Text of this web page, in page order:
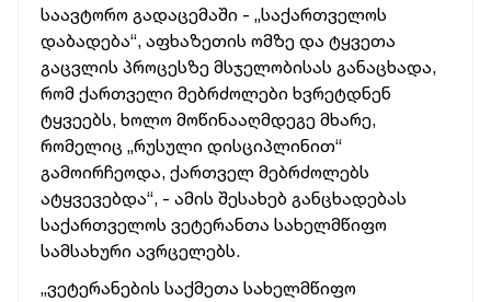
საავტორო გადაცემაში - „საქართველოს
დაბადება“, აფხაზეთის ომზე და ტყვეთა
გაცვლის პროცესზე მსჯელობისას განაცხადა,
რომ ქართველი მებრძოლები ხვრეტდნენ
ტყვეებს, ხოლო მოწინააღმდეგე მხარე,
რომელიც „რუსული დისციპლინით“
გამოირჩეოდა, ქართველ მებრძოლებს
ატყვევებდა“, - ამის შესახებ განცხადებას
საქართველოს ვეტერანთა სახელმწიფო
სამსახური ავრცელებს.
„ვეტერანების საქმეთა სახელმწიფო